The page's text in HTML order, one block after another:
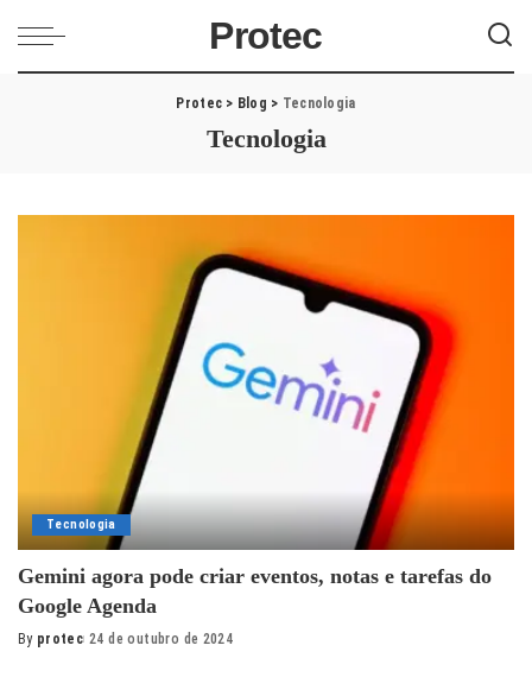
Protec
Protec > Blog > Tecnologia
Tecnologia
Tecnologia
Gemini agora pode criar eventos, notas e tarefas do
Google Agenda
Posted
By protec 24 de outubro de 2024